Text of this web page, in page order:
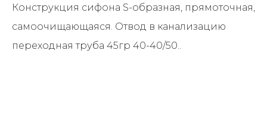
Конструкция сифона S-образная, прямоточная,
самоочищающаяся. Отвод в канализацию
переходная труба 45гр 40-40/50..